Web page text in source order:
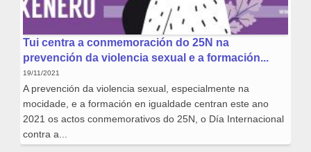
Tui centra a conmemoración do 25N na
prevención da violencia sexual e a formación...
19/11/2021
A prevención da violencia sexual, especialmente na
mocidade, e a formación en igualdade centran este ano
2021 os actos conmemorativos do 25N, o Día Internacional
contra a...